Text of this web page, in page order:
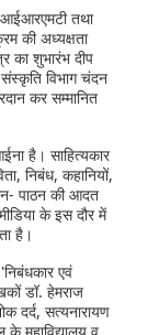
तथा
की अध्यक्षता
का शुभारंभ दीप
विभाग चंदन
कर सम्मानित
है। साहित्यकार
निबंध, कहानियों,
पाठन की आदत
के इस दौर में
है।
एवं
डॉ. हेमराज
दर्द, सत्यनारायण